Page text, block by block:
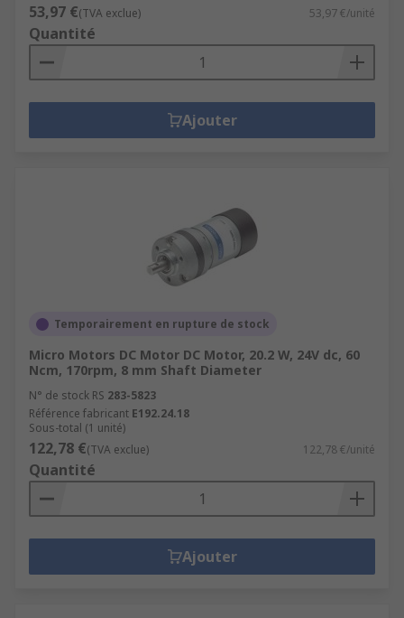
53,97 €(TVA exclue) 53,97 €/unité
Quantité
Ajouter
Temporairement en rupture de stock
Micro Motors DC Motor DC Motor, 20.2 W, 24V dc, 60
Ncm, 170rpm, 8 mm Shaft Diameter
N° de stock RS 283-5823
Référence fabricant E192.24.18
Sous-total (1 unité)
122,78 €(TVA exclue) 122,78 €/unité
Quantité
Ajouter